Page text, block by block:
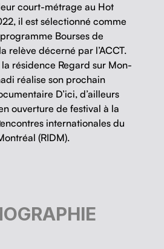
court-métrage au Hot
il est sélec­tion­né comme
Bours­es de
relève décerné par l’ACCT.
rési­dence Regard sur Mon­
réalise son prochain
D’ici, d’ailleurs
ouver­ture de fes­ti­val à la
inter­na­tionales du
(RIDM).